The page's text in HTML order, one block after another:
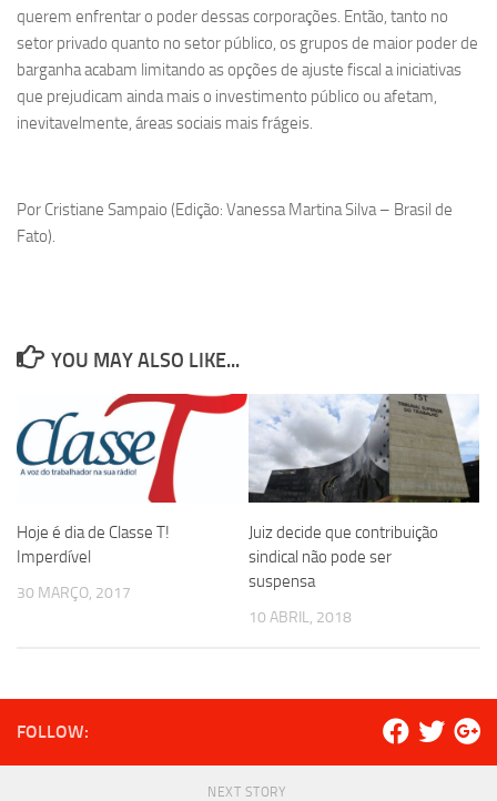
querem enfrentar o poder dessas corporações. Então, tanto no
setor privado quanto no setor público, os grupos de maior poder de
barganha acabam limitando as opções de ajuste fiscal a iniciativas
que prejudicam ainda mais o investimento público ou afetam,
inevitavelmente, áreas sociais mais frágeis.
Por Cristiane Sampaio (Edição: Vanessa Martina Silva – Brasil de
Fato).
YOU MAY ALSO LIKE...
Hoje é dia de Classe T!
Imperdível
30 MARÇO, 2017
Juiz decide que contribuição
sindical não pode ser
suspensa
10 ABRIL, 2018
FOLLOW:
NEXT STORY